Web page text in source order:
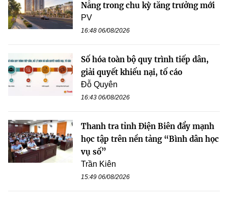
Nẵng trong chu kỳ tăng trưởng mới
PV
16:48 06/08/2026
Số hóa toàn bộ quy trình tiếp dân,
giải quyết khiếu nại, tố cáo
Đỗ Quyên
16:43 06/08/2026
Thanh tra tỉnh Điện Biên đẩy mạnh
học tập trên nền tảng “Bình dân học
vụ số”
Trần Kiên
15:49 06/08/2026